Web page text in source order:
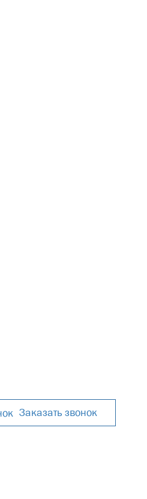
Заказать звонок